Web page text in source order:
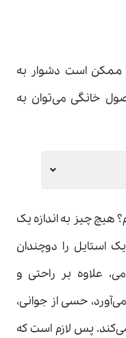
ممکن است دشوار به
خانگی می‌توان به
هیچ چیز به اندازه یک
استایل را دوچندان
علاوه بر راحتی و
حسی از جوانی،
پس لازم است که